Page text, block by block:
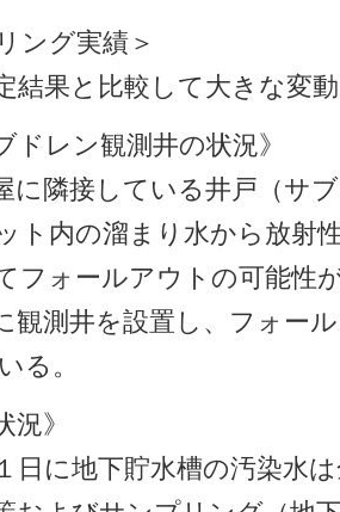
ング実績＞
結果と比較して大きな変
ドレン観測井の状況》
に隣接している井戸（サ
ト内の溜まり水から放射
フォールアウトの可能性
観測井を設置し、フォー
る。
況》
日に地下貯水槽の汚染水